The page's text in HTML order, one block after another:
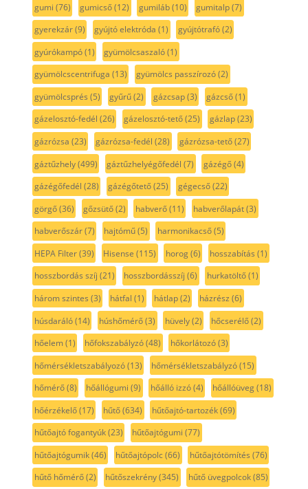
gumi (76) gumicső(12) gumiláb(10) gumitalp(7)
gyerekzár(9) gyújtó elektróda (1) gyújtótrafó(2)
gyúrókampó(1) gyümölcsaszaló(1)
gyümölcscentrifuga (13) gyümölcs passzírozó(2)
gyümölcsprés (5) gyűrű(2) gázcsap(3) gázcső(1)
gázelosztó-fedél (26) gázelosztó-tető(25) gázlap(23)
gázrózsa (23) gázrózsa-fedél (28) gázrózsa-tető(27)
gáztűzhely(499) gáztűzhelyégőfedél (7) gázégő(4)
gázégőfedél (28) gázégőtető(25) gégecső(22)
görgő(36) gőzsütő(2) habverő(11) habverőlapát(3)
habverőszár(7) hajtómű(5) harmonikacső(5)
HEPA Filter(39) Hisense (115) horog(6) hosszabítás (1)
hosszbordás szíj (21) hosszbordásszíj (6) hurkatöltő(1)
három szintes (3) hátfal (1) hátlap(2) házrész (6)
húsdaráló(14) húshőmérő(3) hüvely(2) hőcserélő(2)
hőelem(1) hőfokszabályzó(48) hőkorlátozó(3)
hőmérsékletszabályozó(13) hőmérsékletszabályzó(15)
hőmérő(8) hőállógumi (9) hőálló izzó(4) hőállóüveg(18)
hőérzékelő(17) hűtő(634) hűtőajtó-tartozék(69)
hűtőajtó fogantyúk(23) hűtőajtógumi (77)
hűtőajtógumik(46) hűtőajtópolc(66) hűtőajtótömítés (76)
hűtő hőmérő(2) hűtőszekrény(345) hűtő üvegpolcok(85)